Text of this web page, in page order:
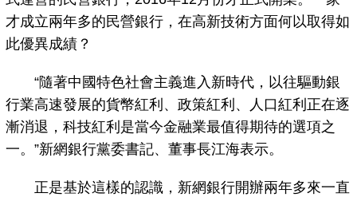
才成立兩年多的民營銀行，在高新技術方面何以取得如
此優異成績？
“隨著中國特色社會主義進入新時代，以往驅動銀
行業高速發展的貨幣紅利、政策紅利、人口紅利正在逐
漸消退，科技紅利是當今金融業最值得期待的選項之
一。”新網銀行黨委書記、董事長江海表示。
正是基於這樣的認識，新網銀行開辦兩年多來一直